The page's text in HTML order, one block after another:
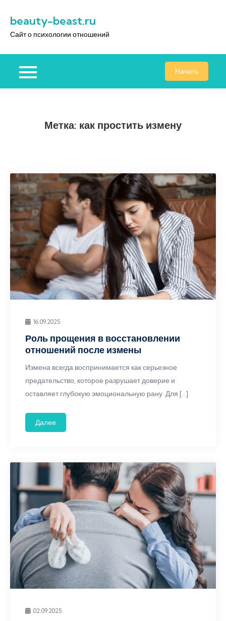
содержимому
beauty-beast.ru
Сайт о психологии отношений
Начать
Метка: как простить измену
16.09.2025
Роль прощения в восстановлении
отношений после измены
Измена всегда воспринимается как серьезное
предательство, которое разрушает доверие и
оставляет глубокую эмоциональную рану. Для […]
Далее
02.09.2025